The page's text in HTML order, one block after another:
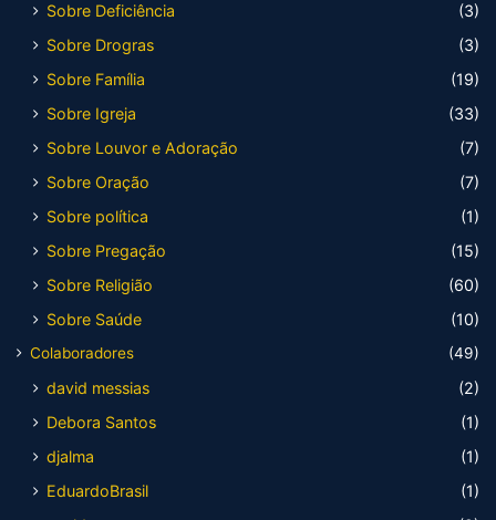
Sobre Deficiência
(3)
Sobre Drogras
(3)
Sobre Família
(19)
Sobre Igreja
(33)
Sobre Louvor e Adoração
(7)
Sobre Oração
(7)
Sobre política
(1)
Sobre Pregação
(15)
Sobre Religião
(60)
Sobre Saúde
(10)
Colaboradores (49)
david messias
(2)
Debora Santos
(1)
djalma
(1)
EduardoBrasil
(1)